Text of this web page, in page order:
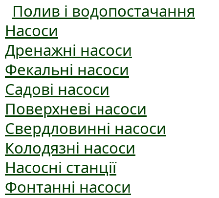
Полив і водопостачання
Насоси
Дренажні насоси
Фекальні насоси
Садові насоси
Поверхневі насоси
Свердловинні насоси
Колодязні насоси
Насосні станції
Фонтанні насоси